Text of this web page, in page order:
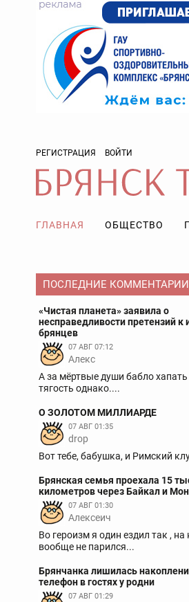
РЕГИСТРАЦИЯ ВОЙТИ
ГЛАВНАЯ ОБЩЕСТВО
ПОСЛЕДНИЕ КОММЕНТАРИИ
«Чистая планета» заявила о
несправедливости претензий к
брянцев
07 АВГ 07:12
Aлекс
А за мёртвые души бабло хапать
тягость однако....
О ЗОЛОТОМ МИЛЛИАРДЕ
07 АВГ 01:35
drop
Вот тебе, бабушка, и Римский
Брянская семья проехала 15
километров через Байкал и
07 АВГ 01:30
Алексеич
Во героизм я один ездил так , на
вообще не парился...
Брянчанка лишилась
телефон в гостях у родни
07 АВГ 01:29